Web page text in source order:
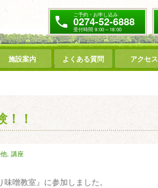
ご予約・お申し込み
0274-52-6888
受付時間 9:00～18:00
施設案内 よくある質問 アクセス
！
, 講座
噌教室』に参加しました。